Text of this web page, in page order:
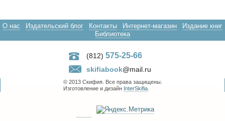
О нас Издательский блог Контакты Интернет-магазин
Издание книг
Библиотека
(812) 575-25-66
skifiabook@mail.ru
© 2013 Скифия. Все права защищены.
Изготовление и дизайн InterSkifia.